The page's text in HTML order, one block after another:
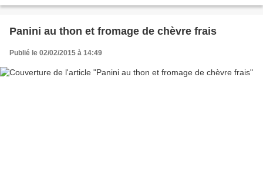
Panini au thon et fromage de chèvre frais
Publié le 02/02/2015 à 14:49